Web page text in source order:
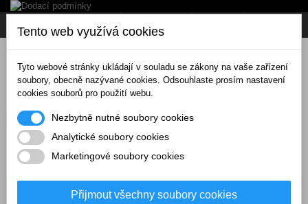
Tento web využívá cookies
Tyto webové stránky ukládají v souladu se zákony na vaše zařízení
soubory, obecně nazývané cookies. Odsouhlaste prosím nastavení
cookies souborů pro použití webu.
Nezbytně nutné soubory cookies
Analytické soubory cookies
Marketingové soubory cookies
Přijmout všechny soubory cookies